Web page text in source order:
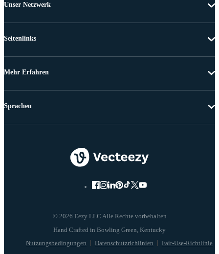
Unser Netzwerk
Seitenlinks
Mehr Erfahren
© 2026 Eezy LLC Alle Rechte vorbehalten
Nutzungsbedingungen Datenschutzrichlinien Fair-Use-Richtlinie
Sprachen